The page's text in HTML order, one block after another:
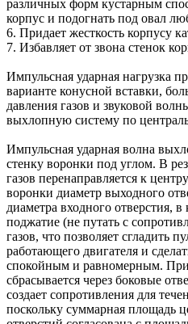
различных форм кустарным
корпус и подогнать под овал
6. Придает жесткость корпусу
7. Избавляет от звона стенок
Импульсная ударная нагрузка
варианте конусной вставки,
давления газов и звуковой
выхлопную систему по
Импульсная ударная волна
стенку воронки под углом. В
газов перенаправляется к
воронки диаметр выходного
диаметра входного отверстия,
поджатие (не путать с
газов, что позволяет сгладить
работающего двигателя и
спокойным и равномерным.
сбрасывается через боковые
создает сопротивления для
поскольку суммарная площадь